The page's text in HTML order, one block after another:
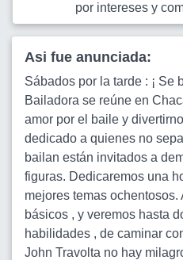
por intereses y
Asi fue anunciada:
Sábados por la tarde : ¡ Se
Bailadora se reúne en
amor por el baile y
dedicado a quienes no
bailan están invitados a
figuras. Dedicaremos una
mejores temas
básicos , y veremos hasta
habilidades , de caminar
John Travolta no hay